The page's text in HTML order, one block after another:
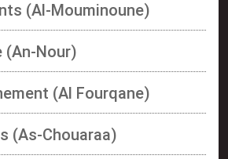
(Al-Mouminoune)
(An-Nour)
(Al Fourqane)
(As-Chouaraa)